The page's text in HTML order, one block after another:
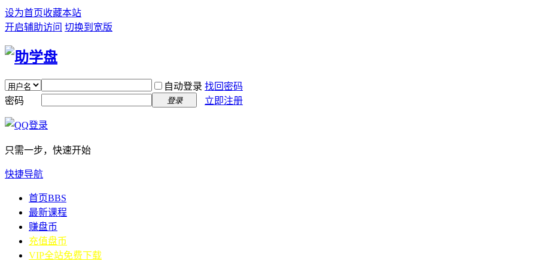
设为首页收藏本站
开启辅助访问 切换到宽版
自动登录 找回密码
密码
登录 立即注册
只需一步，快速开始
快捷导航
首页BBS
最新课程
赚盘币
充值盘币
VIP全站免费下载